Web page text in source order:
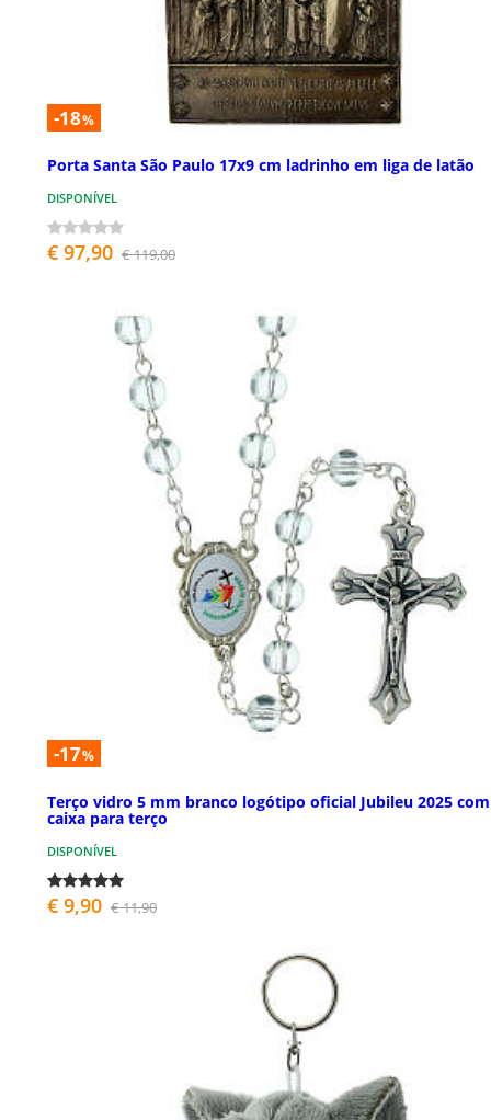
-18%
Porta Santa São Paulo 17x9 cm ladrinho em liga de latão
DISPONÍVEL
€ 97,90 € 119,00
-17%
Terço vidro 5 mm branco logótipo oficial Jubileu 2025 com
caixa para terço
DISPONÍVEL
€ 9,90 € 11,90